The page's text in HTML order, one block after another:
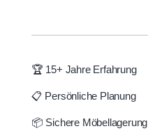
🏆 15+ Jahre Erfahrung
📋 Persönliche Planung
📦 Sichere Möbellagerung